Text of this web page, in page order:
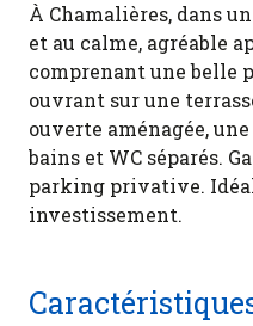
À Chamalières, dans
et au calme, agréable
comprenant une belle
ouvrant sur une
ouverte aménagée,
bains et WC séparés.
parking privative.
investissement.